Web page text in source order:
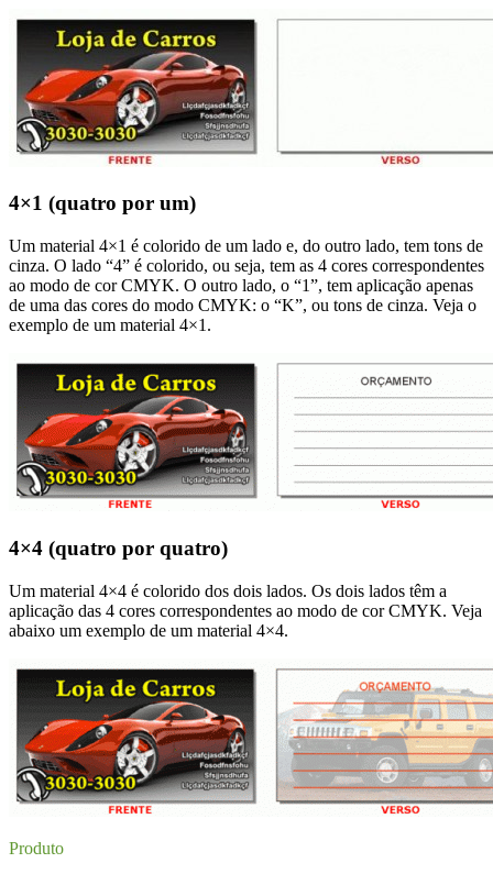
4×1 (quatro por um)
Um material 4×1 é colorido de um lado e, do outro lado, tem tons de
cinza. O lado “4” é colorido, ou seja, tem as 4 cores correspondentes
ao modo de cor CMYK. O outro lado, o “1”, tem aplicação apenas
de uma das cores do modo CMYK: o “K”, ou tons de cinza. Veja o
exemplo de um material 4×1.
4×4 (quatro por quatro)
Um material 4×4 é colorido dos dois lados. Os dois lados têm a
aplicação das 4 cores correspondentes ao modo de cor CMYK. Veja
abaixo um exemplo de um material 4×4.
Produto